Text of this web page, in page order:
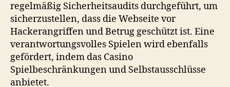
regelmäßig Sicherheitsaudits durchgeführt, um
sicherzustellen, dass die Webseite vor
Hackerangriffen und Betrug geschützt ist. Eine
verantwortungsvolles Spielen wird ebenfalls
gefördert, indem das Casino
Spielbeschränkungen und Selbstausschlüsse
anbietet.